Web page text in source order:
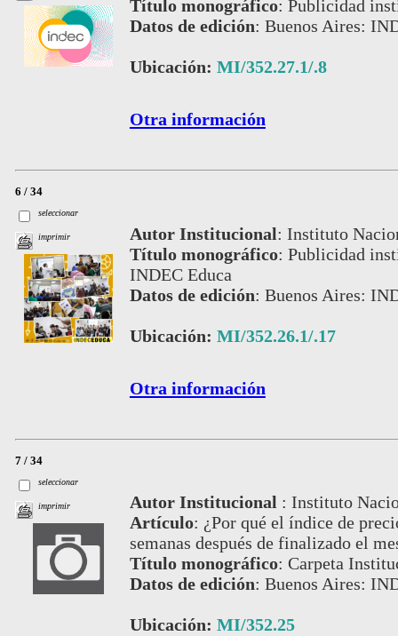
Título monográfico: Publicidad
Datos de edición: Buenos Aires:
Ubicación: MI/352.27.1/.8
Otra información
6 / 34
seleccionar
imprimir Autor Institucional: Instituto
Título monográfico: Publicidad
INDEC Educa
Datos de edición: Buenos Aires:
Ubicación: MI/352.26.1/.17
Otra información
7 / 34
seleccionar
imprimir Autor Institucional : Instituto
Artículo: ¿Por qué el índice de
semanas después de finalizado el
Título monográfico: Carpeta
Datos de edición: Buenos Aires:
Ubicación: MI/352.25